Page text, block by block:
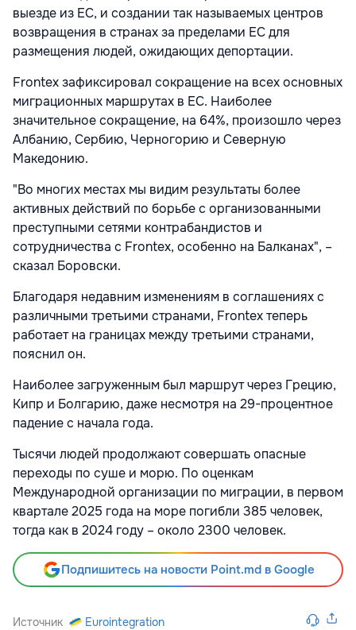
выезде из ЕС, и создании так называемых центров
возвращения в странах за пределами ЕС для
размещения людей, ожидающих депортации.
Frontex зафиксировал сокращение на всех основных
миграционных маршрутах в ЕС. Наиболее
значительное сокращение, на 64%, произошло через
Албанию, Сербию, Черногорию и Северную
Македонию.
"Во многих местах мы видим результаты более
активных действий по борьбе с организованными
преступными сетями контрабандистов и
сотрудничества с Frontex, особенно на Балканах", –
сказал Боровски.
Благодаря недавним изменениям в соглашениях с
различными третьими странами, Frontex теперь
работает на границах между третьими странами,
пояснил он.
Наиболее загруженным был маршрут через Грецию,
Кипр и Болгарию, даже несмотря на 29-процентное
падение с начала года.
Тысячи людей продолжают совершать опасные
переходы по суше и морю. По оценкам
Международной организации по миграции, в первом
квартале 2025 года на море погибли 385 человек,
тогда как в 2024 году – около 2300 человек.
Подпишитесь на новости Point.md в Google
Источник Eurointegration